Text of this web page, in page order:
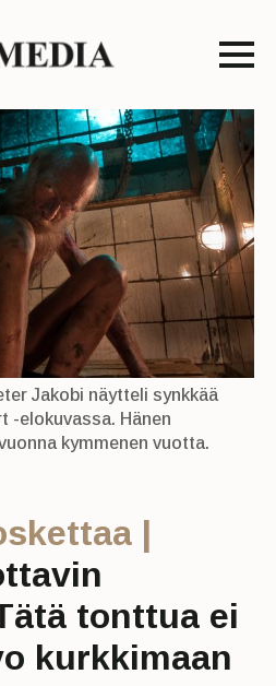
Jakobi näytteli synkkää
-elokuvassa. Hänen
kymmenen vuotta.
|
tonttua ei
kurkkimaan